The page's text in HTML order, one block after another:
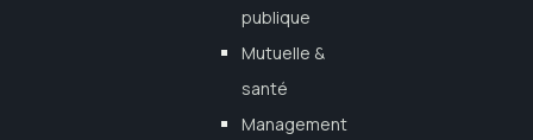
publique
Mutuelle &
santé
Management